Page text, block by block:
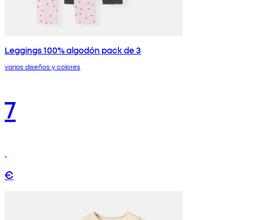
Leggings 100% algodón pack de 3
varios diseños y colores
7
€